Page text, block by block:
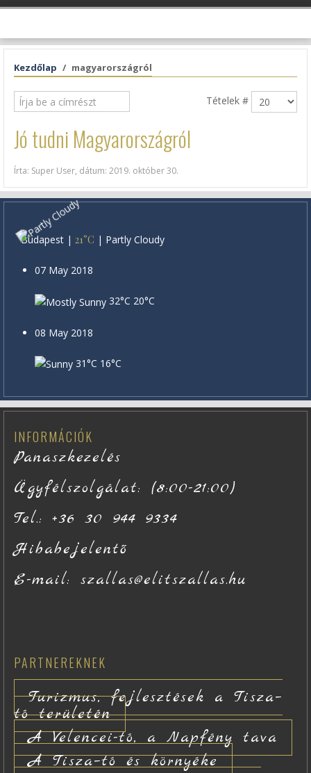
Kezdőlap magyarországról
Tételek #
Jó tudni Magyarországról
Írta: Super User, dátum: 2019. október 30.
Budapest | 21°C | Partly Cloudy
07 May 2018
32°C 20°C
08 May 2018
31°C 16°C
INFORMÁCIÓK
Panaszkezelés
Ügyfélszolgálat: (8:00-21:00)
Tel.: +36 30 944 9334
Hibabejelentő
E-mail: szallas@elitszallas.hu
PARTNEREKNEK
Turizmus, fejlesztések a Tisza–
tó területén
A Velencei-tó, a Napfény tava
A Tisza–tó és környéke